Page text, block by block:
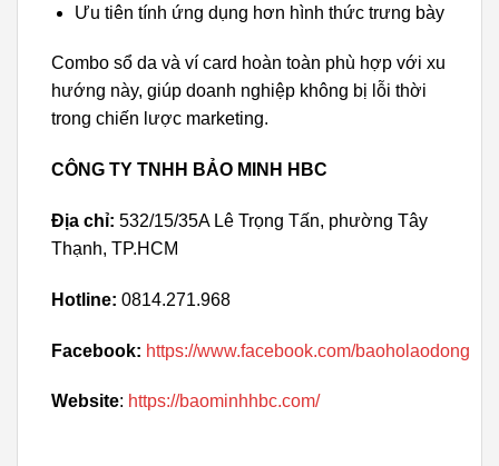
Ưu tiên tính ứng dụng hơn hình thức trưng bày
Combo sổ da và ví card hoàn toàn phù hợp với xu
hướng này, giúp doanh nghiệp không bị lỗi thời
trong chiến lược marketing.
CÔNG TY TNHH BẢO MINH HBC
Địa chỉ: 532/15/35A Lê Trọng Tấn, phường Tây
Thạnh, TP.HCM
Hotline: 0814.271.968
Facebook: https://www.facebook.com/baoholaodong
Website: https://baominhhbc.com/